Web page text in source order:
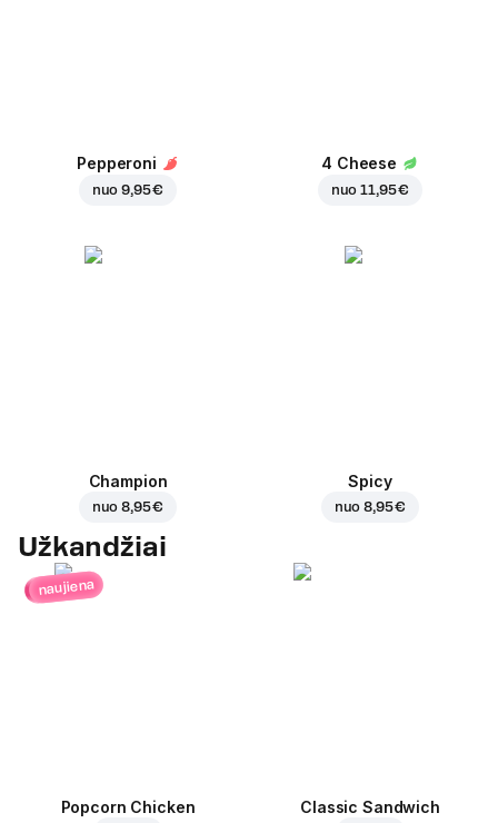
Pepperoni
nuo9,95 €
4 Cheese
nuo11,95 €
Champion
nuo8,95 €
Spicy
nuo8,95 €
Užkandžiai
naujiena
Popcorn Chicken Classic Sandwich